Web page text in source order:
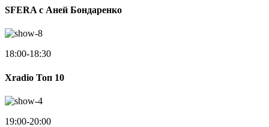
SFERA с Аней Бондаренко
18:00-18:30
Xradio Топ 10
19:00-20:00